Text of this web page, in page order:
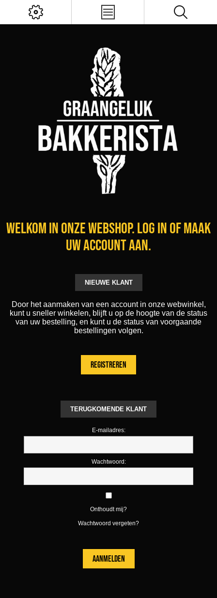
Welkom in onze webshop. Log in of maak
uw account aan.
NIEUWE KLANT
Door het aanmaken van een account in onze webwinkel,
kunt u sneller winkelen, blijft u op de hoogte van de status
van uw bestelling, en kunt u de status van voorgaande
bestellingen volgen.
TERUGKOMENDE KLANT
E-mailadres:
Wachtwoord:
Onthoudt mij?
Wachtwoord vergeten?